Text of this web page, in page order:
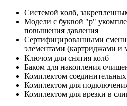
Системой колб,
Модели с буквой "p"
повышения давления
Сертифицированными
элементами (картриджами и
Ключом для снятия колб
Баком для накопления
Комплектом
Комплектом для
Комплектом для врезки в